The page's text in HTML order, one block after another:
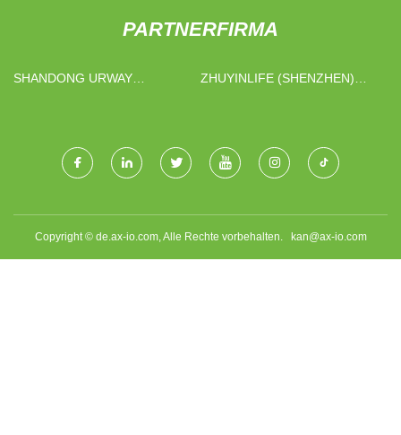
PARTNERFIRMA
SHANDONG URWAY
ZHUYINLIFE (SHENZHEN)
Copyright © de.ax-io.com, Alle Rechte vorbehalten. kan@ax-io.com